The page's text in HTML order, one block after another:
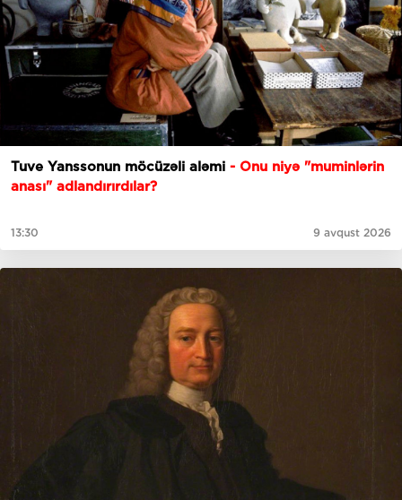
Tuve Yanssonun möcüzəli aləmi - Onu niyə "muminlərin
anası" adlandırırdılar?
13:30 9 avqust 2026